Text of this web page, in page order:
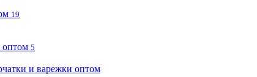
19
5
и варежки оптом